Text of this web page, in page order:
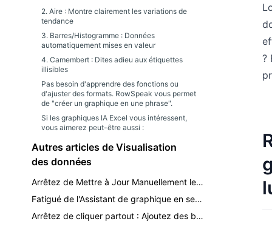
2. Aire : Montre clairement les variations de
tendance
3. Barres/Histogramme : Données
automatiquement mises en valeur
4. Camembert : Dites adieu aux étiquettes
illisibles
Pas besoin d'apprendre des fonctions ou
d'ajuster des formats. RowSpeak vous permet
de "créer un graphique en une phrase".
Si les graphiques IA Excel vous intéressent,
vous aimerez peut-être aussi :
Autres articles de Visualisation
des données
Arrêtez de Mettre à Jour Manuellement les Graphiques Excel : Affichez Automatiquement les 3 Derniers Mois de Données
Fatigué de l'Assistant de graphique en secteurs d'Excel ? Créez des graphiques parfaits en quelques secondes avec l'IA
Arrêtez de cliquer partout : Ajoutez des barres d'erreur aux graphiques Excel instantanément avec l'IA
?